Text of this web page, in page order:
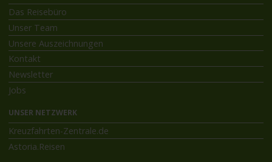
Das Reisebüro
Unser Team
Unsere Auszeichnungen
Kontakt
Newsletter
Jobs
UNSER NETZWERK
Kreuzfahrten-Zentrale.de
Astoria.Reisen